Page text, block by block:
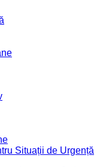
Situații de Urgență